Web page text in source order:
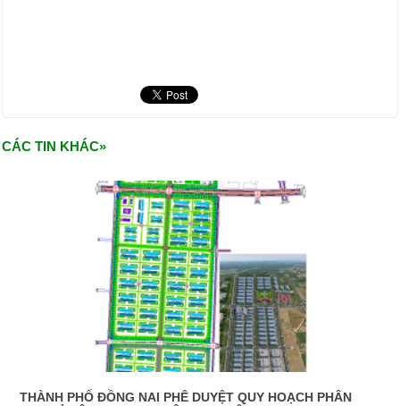
CÁC TIN KHÁC»
THÀNH PHỐ ĐỒNG NAI PHÊ DUYỆT QUY HOẠCH PHÂN